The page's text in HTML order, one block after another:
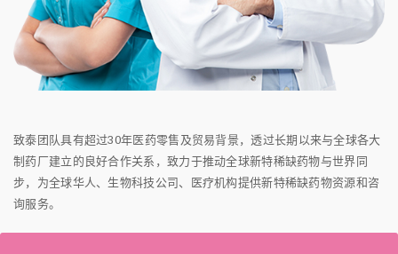
致泰团队具有超过30年医药零售及贸易背景，透过长期以来与全球各大
制药厂建立的良好合作关系，致力于推动全球新特稀缺药物与世界同
步，为全球华人、生物科技公司、医疗机构提供新特稀缺药物资源和咨
询服务。